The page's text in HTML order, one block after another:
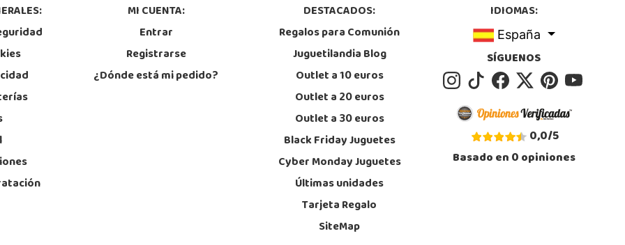
MI CUENTA:
Entrar
Registrarse
¿Dónde está mi pedido?
DESTACADOS:
Regalos para Comunión
Juguetilandia Blog
Outlet a 10 euros
Outlet a 20 euros
Outlet a 30 euros
Black Friday Juguetes
Cyber Monday Juguetes
Últimas unidades
Tarjeta Regalo
SiteMap
IDIOMAS:
España
SÍGUENOS
0,0/5
Basado en0opiniones